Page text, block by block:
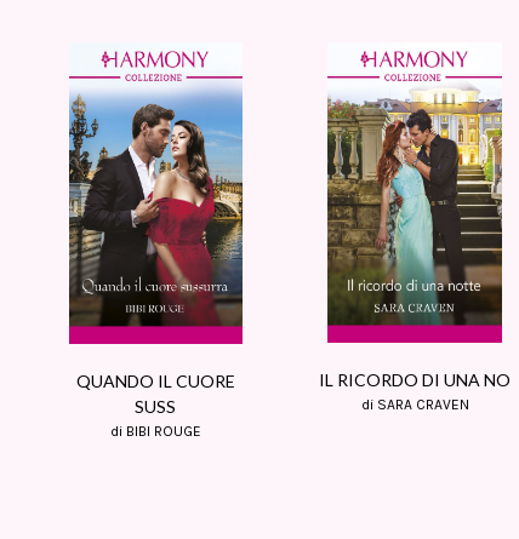
QUANDO IL CUORE
SUSS
di BIBI ROUGE
IL RICORDO DI UNA NO
di SARA CRAVEN